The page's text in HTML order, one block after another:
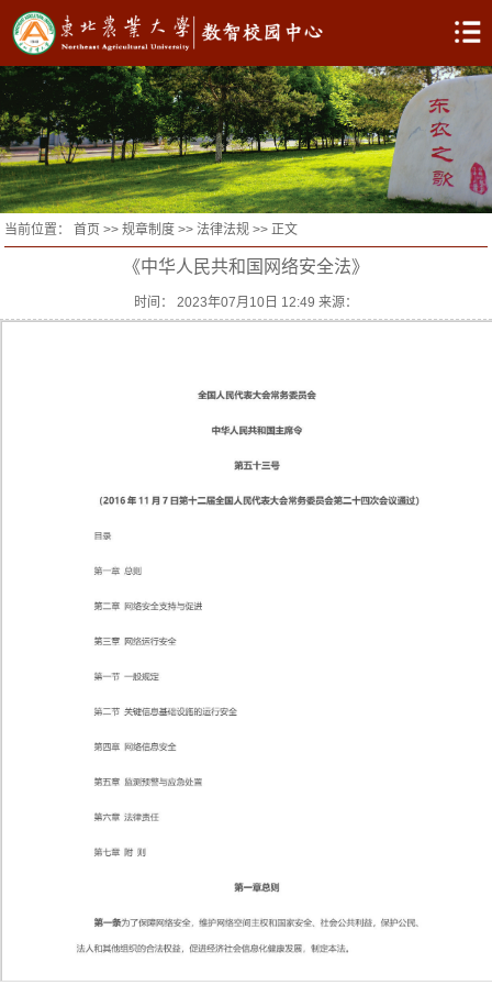
当前位置：首页 >>规章制度 >> 法律法规 >> 正文
《中华人民共和国网络安全法》
时间： 2023年07月10日 12:49 来源：